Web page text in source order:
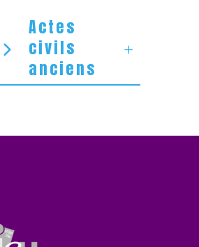
Actes
civils
anciens